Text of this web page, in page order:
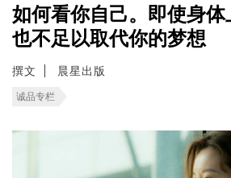
如何看你自己。即使身体
也不足以取代你的梦想
撰文 晨星出版
诚品专栏